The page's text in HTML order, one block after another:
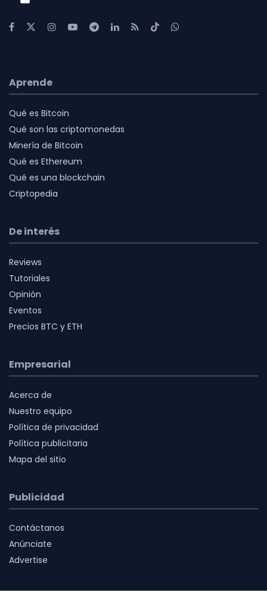
Aprende
Qué es Bitcoin
Qué son las criptomonedas
Minería de Bitcoin
Qué es Ethereum
Qué es una blockchain
Criptopedia
De interés
Reviews
Tutoriales
Opinión
Eventos
Precios BTC y ETH
Empresarial
Acerca de
Nuestro equipo
Política de privacidad
Política publicitaria
Mapa del sitio
Publicidad
Contáctanos
Anúnciate
Advertise